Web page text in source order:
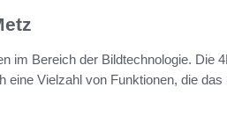
im Bereich der Bildtechnologie. Die
Vielzahl von Funktionen, die